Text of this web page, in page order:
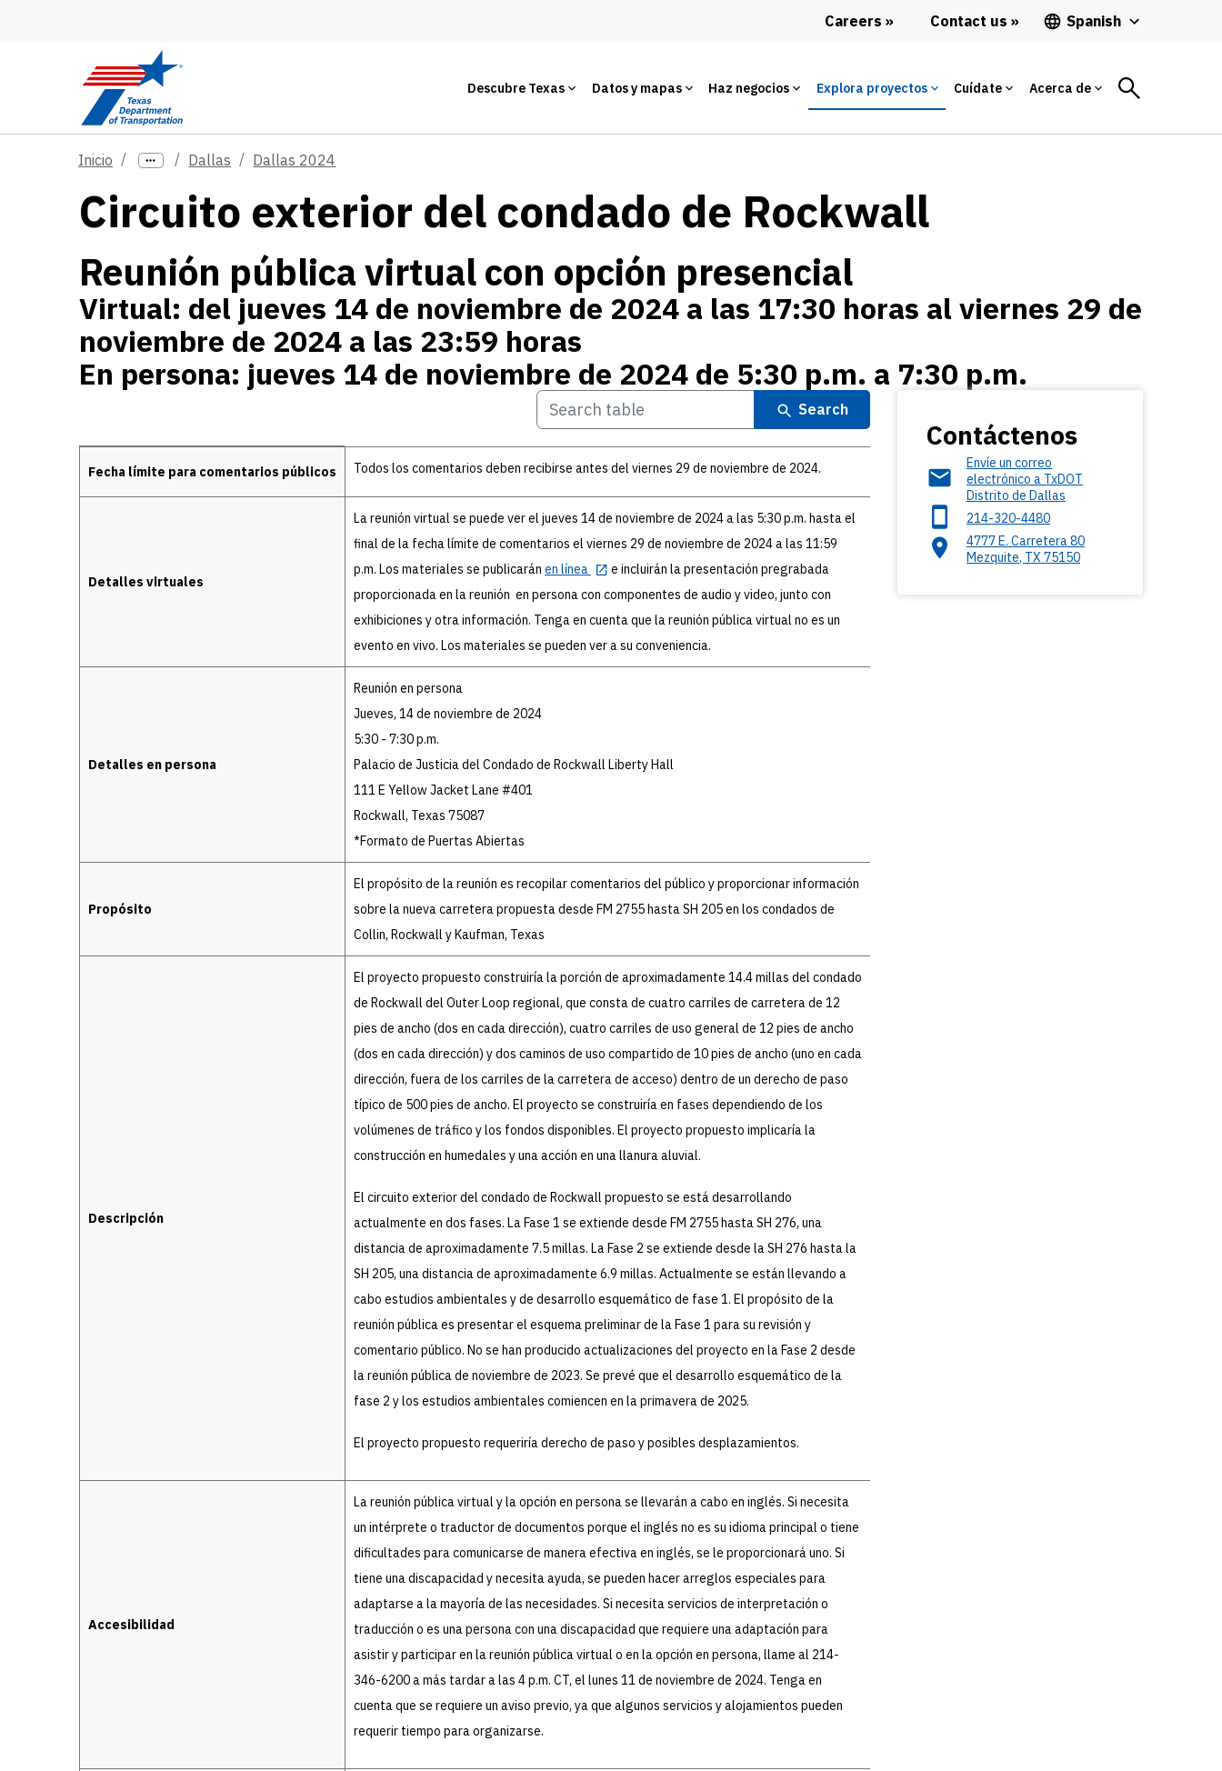
Careers Contact us Spanish
Descubre Texas Datos y mapas Haz negocios Explora proyectos Cuídate Acerca de
Inicio Dallas Dallas 2024
Circuito exterior del condado de Rockwall
Reunión pública virtual con opción presencial
Virtual: del jueves 14 de noviembre de 2024 a las 17:30 horas al viernes 29 de
noviembre de 2024 a las 23:59 horas
En persona: jueves 14 de noviembre de 2024 de 5:30 p.m. a 7:30 p.m.
Search
Fecha límite para comentarios públicos Todos los comentarios deben recibirse antes del viernes 29 de noviembre de 2024.
Detalles virtuales
La reunión virtual se puede ver el jueves 14 de noviembre de 2024 a las 5:30 p.m. hasta el
final de la fecha límite de comentarios el viernes 29 de noviembre de 2024 a las 11:59
p.m. Los materiales se publicarán en línea
e incluirán la presentación pregrabada
proporcionada en la reunión en persona con componentes de audio y video, junto con
exhibiciones y otra información. Tenga en cuenta que la reunión pública virtual no es un
evento en vivo. Los materiales se pueden ver a su conveniencia.
Detalles en persona
Reunión en persona
Jueves, 14 de noviembre de 2024
5:30 - 7:30 p.m.
Palacio de Justicia del Condado de Rockwall Liberty Hall
111 E Yellow Jacket Lane #401
Rockwall, Texas 75087
*Formato de Puertas Abiertas
Propósito
El propósito de la reunión es recopilar comentarios del público y proporcionar información
sobre la nueva carretera propuesta desde FM 2755 hasta SH 205 en los condados de
Collin, Rockwall y Kaufman, Texas
Descripción
El proyecto propuesto construiría la porción de aproximadamente 14.4 millas del condado
de Rockwall del Outer Loop regional, que consta de cuatro carriles de carretera de 12
pies de ancho (dos en cada dirección), cuatro carriles de uso general de 12 pies de ancho
(dos en cada dirección) y dos caminos de uso compartido de 10 pies de ancho (uno en cada
dirección, fuera de los carriles de la carretera de acceso) dentro de un derecho de paso
típico de 500 pies de ancho. El proyecto se construiría en fases dependiendo de los
volúmenes de tráfico y los fondos disponibles. El proyecto propuesto implicaría la
construcción en humedales y una acción en una llanura aluvial.
El circuito exterior del condado de Rockwall propuesto se está desarrollando
actualmente en dos fases. La Fase 1 se extiende desde FM 2755 hasta SH 276, una
distancia de aproximadamente 7.5 millas. La Fase 2 se extiende desde la SH 276 hasta la
SH 205, una distancia de aproximadamente 6.9 millas. Actualmente se están llevando a
cabo estudios ambientales y de desarrollo esquemático de fase 1. El propósito de la
reunión pública es presentar el esquema preliminar de la Fase 1 para su revisión y
comentario público. No se han producido actualizaciones del proyecto en la Fase 2 desde
la reunión pública de noviembre de 2023. Se prevé que el desarrollo esquemático de la
fase 2 y los estudios ambientales comiencen en la primavera de 2025.
El proyecto propuesto requeriría derecho de paso y posibles desplazamientos.
Accesibilidad
La reunión pública virtual y la opción en persona se llevarán a cabo en inglés. Si necesita
un intérprete o traductor de documentos porque el inglés no es su idioma principal o tiene
dificultades para comunicarse de manera efectiva en inglés, se le proporcionará uno. Si
tiene una discapacidad y necesita ayuda, se pueden hacer arreglos especiales para
adaptarse a la mayoría de las necesidades. Si necesita servicios de interpretación o
traducción o es una persona con una discapacidad que requiere una adaptación para
asistir y participar en la reunión pública virtual o en la opción en persona, llame al 214-
346-6200 a más tardar a las 4 p.m. CT, el lunes 11 de noviembre de 2024. Tenga en
cuenta que se requiere un aviso previo, ya que algunos servicios y alojamientos pueden
requerir tiempo para organizarse.
Contáctenos
Envíe un correo
electrónico a TxDOT
Distrito de Dallas
214-320-4480
4777 E. Carretera 80
Mezquite, TX 75150